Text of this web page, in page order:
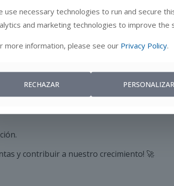
de marketing.
llamadas en frío y correos electrónicos.
las soluciones a las necesidades de cada
explorar nuevas oportunidades de negocio.
y contribuir a nuestro crecimiento! 🚀
use necessary technologies to run and secure
and marketing technologies to improve the
more information, please see our Privacy Policy.
RECHAZAR PERSONALIZAR